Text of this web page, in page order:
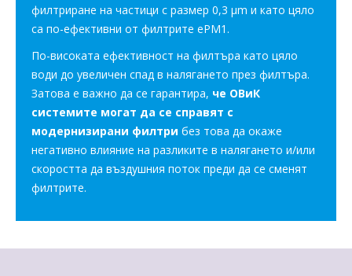
филтриране на частици с размер 0,3 μm и като цяло
са по-ефективни от филтрите ePM1.
По-високата ефективност на филтъра като цяло
води до увеличен спад в налягането през филтъра.
Затова е важно да се гарантира, че ОВиК
системите могат да се справят с
модернизирани филтри без това да окаже
негативно влияние на разликите в налягането и/или
скоростта да въздушния поток преди да се сменят
филтрите.